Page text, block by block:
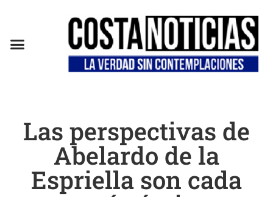
Las perspectivas de
Abelardo de la
Espriella son cada